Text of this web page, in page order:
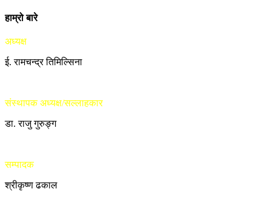
हाम्रो बारे
अध्यक्ष
ई. रामचन्द्र तिमिल्सिना
संस्थापक अध्यक्ष/सल्लाहकार
डा. राजु गुरुङ्ग
सम्पादक
श्रीकृष्ण ढकाल